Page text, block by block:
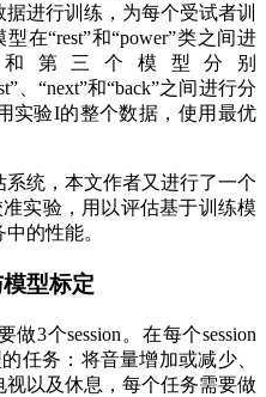
进行训练，为每个受试者训
在“rest”和“power”类之间进
第三个模型分别
、“next”和“back”之间进行分
实验I的整个数据，使用最优
统，本文作者又进行了一个
实验，用以评估基于训练模
的性能。
型标定
个session。在每个session
任务：将音量增加或减少、
以及休息，每个任务需要做